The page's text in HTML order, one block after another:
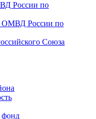
России по
ОМВД России по
Союза